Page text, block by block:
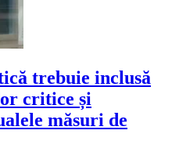
trebuie inclusă
critice și
măsuri de